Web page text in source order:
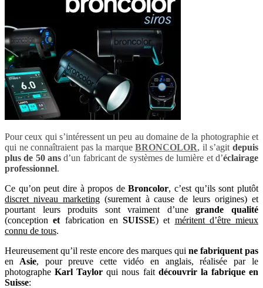
Pour ceux qui s’intéressent un peu au domaine de la photographie et
qui ne connaîtraient pas la marqueBRONCOLOR, il s’agitdepuis
plus de 50 ans d’un fabricant de systèmes de lumière et d’éclairage
professionnel.
Ce qu’on peut dire à propos deBroncolor, c’est qu’ils sont plutôt
discret niveau marketing(surement à cause de leurs origines) et
pourtant leurs produits sont vraiment d’unegrande qualité
(conceptionet fabrication en SUISSE) et méritent d’être mieux
connu de tous.
Heureusement qu’il reste encore des marques qui ne fabriquent pas
en Asie, pour preuve cette vidéo en anglais, réalisée par le
photographe Karl Taylorqui nous fait découvrir la fabrique en
Suisse: